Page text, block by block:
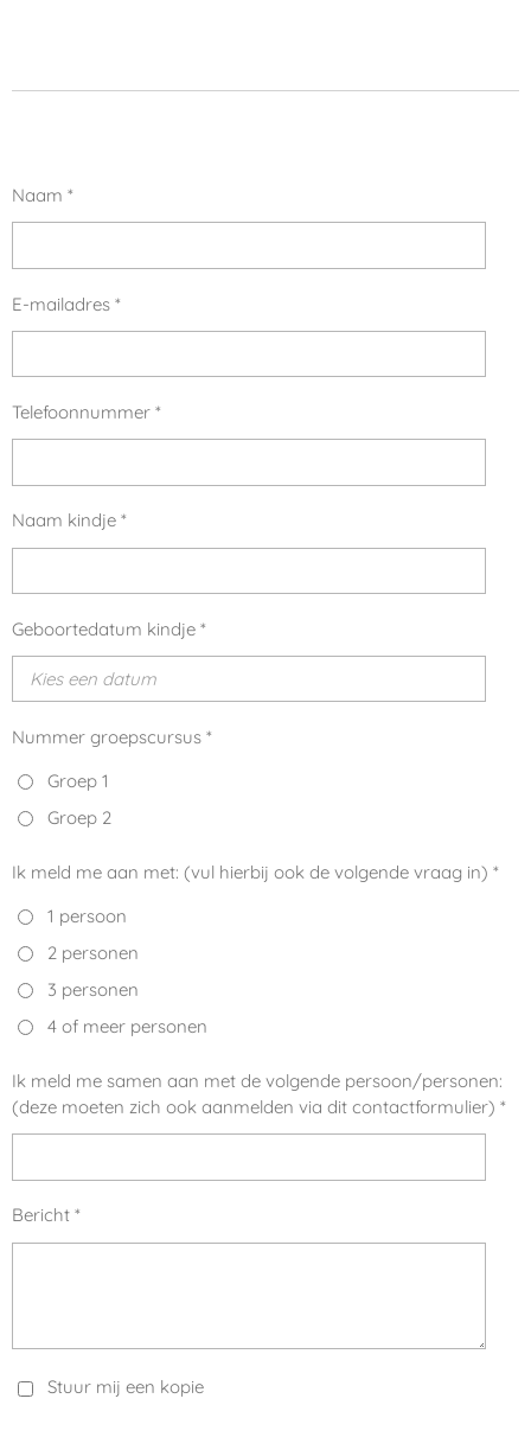
Naam *
E-mailadres *
Telefoonnummer *
Naam kindje *
Geboortedatum kindje *
Nummer groepscursus *
Groep 1
Groep 2
Ik meld me aan met: (vul hierbij ook de volgende vraag in) *
1 persoon
2 personen
3 personen
4 of meer personen
Ik meld me samen aan met de volgende persoon/personen:
(deze moeten zich ook aanmelden via dit contactformulier) *
Bericht *
Stuur mij een kopie